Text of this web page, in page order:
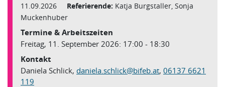
11.09.2026 Referierende: Katja Burgstaller, Sonja
Muckenhuber
Termine & Arbeitszeiten
Freitag, 11. September 2026: 17:00 - 18:30
Kontakt
Daniela Schlick, daniela.schlick@bifeb.at, 06137 6621
119